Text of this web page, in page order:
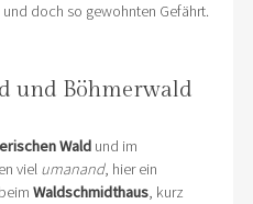
doch so gewohnten Gefährt.
und Böhmerwald
Waldund im
viel umanand, hier ein
Waldschmidthaus, kurz